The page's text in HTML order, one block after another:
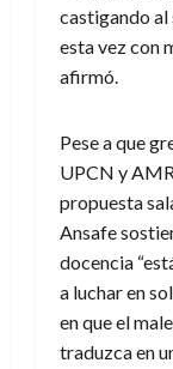
castigando al
esta vez con
afirmó.
Pese a que
UPCN y
propuesta
Ansafe
docencia
a luchar en
en que el
traduzca en